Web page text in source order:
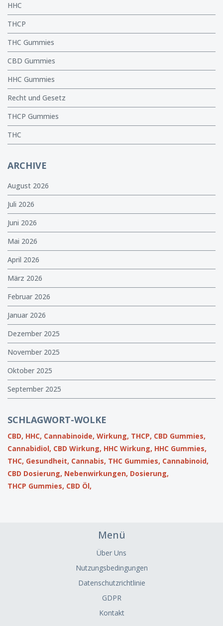
HHC
THCP
THC Gummies
CBD Gummies
HHC Gummies
Recht und Gesetz
THCP Gummies
THC
ARCHIVE
August 2026
Juli 2026
Juni 2026
Mai 2026
April 2026
März 2026
Februar 2026
Januar 2026
Dezember 2025
November 2025
Oktober 2025
September 2025
SCHLAGWORT-WOLKE
CBD, HHC, Cannabinoide, Wirkung, THCP, CBD Gummies,
Cannabidiol, CBD Wirkung, HHC Wirkung, HHC Gummies,
THC, Gesundheit, Cannabis, THC Gummies, Cannabinoid,
CBD Dosierung, Nebenwirkungen, Dosierung,
THCP Gummies, CBD Öl,
Menü
Über Uns
Nutzungsbedingungen
Datenschutzrichtlinie
GDPR
Kontakt